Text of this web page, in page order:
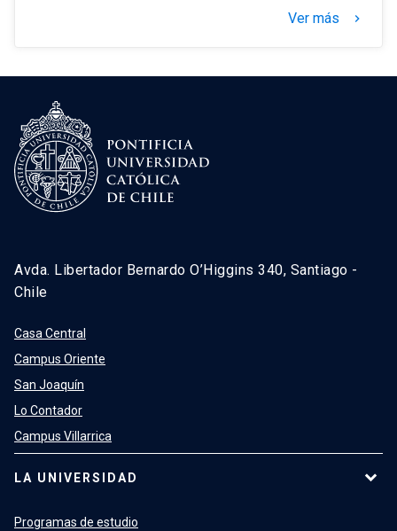
Ver más keyboard_arrow_right
Avda. Libertador Bernardo O’Higgins 340, Santiago -
Chile
Casa Central
Campus Oriente
San Joaquín
Lo Contador
Campus Villarrica
LA UNIVERSIDAD
Programas de estudio